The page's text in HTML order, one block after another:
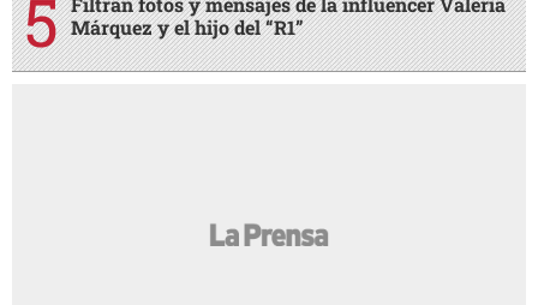
Márquez y el hijo del “R1”